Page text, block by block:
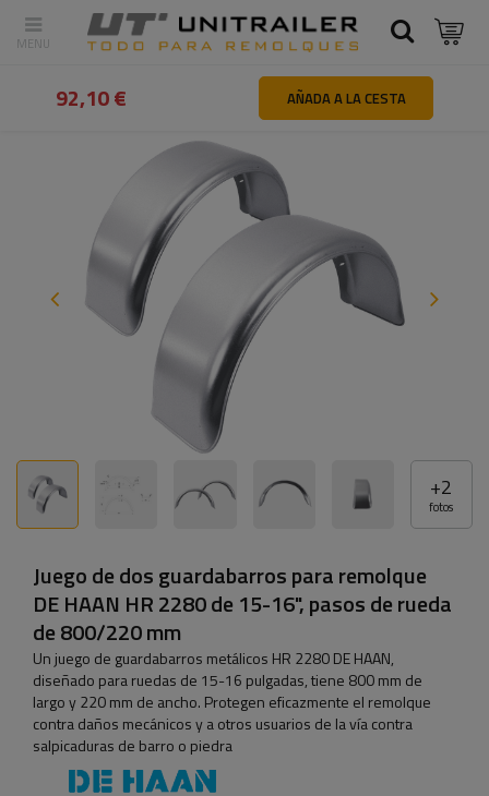
Atrás Inicio Ruedas Llantas Neumáticos Guardabarros y
+2
fotos
Juego de dos guardabarros para remolque
DE HAAN HR 2280 de 15-16", pasos de rueda
de 800/220 mm
Un juego de guardabarros metálicos HR 2280 DE HAAN,
diseñado para ruedas de 15-16 pulgadas, tiene 800 mm de
largo y 220 mm de ancho. Protegen eficazmente el remolque
contra daños mecánicos y a otros usuarios de la vía contra
salpicaduras de barro o piedra
92,10 € AÑADA A LA CESTA